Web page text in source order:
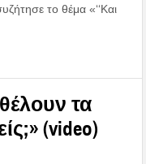
το θέμα «‘‘Και
τα
(video)